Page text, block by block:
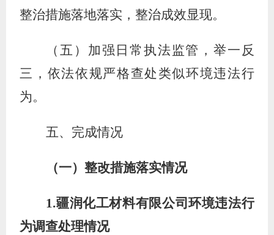
整治措施落地落实，整治成效显现。
（五）加强日常执法监管，举一反
三，依法依规严格查处类似环境违法行
为。
五、 完成情况
（一）整改措施落实情况
1.疆润化工材料有限公司环境违法行
为调查处理情况